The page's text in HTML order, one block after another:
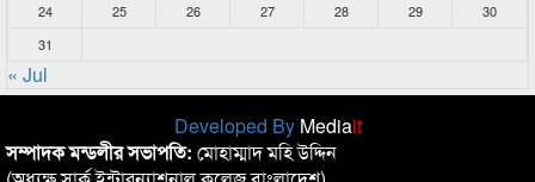
24
25 26 27 28 29
30
31
« Jul
Developed By Mediait
সম্পাদক মন্ডলীর সভাপতি: মোহাম্মাদ মহি উদ্দিন